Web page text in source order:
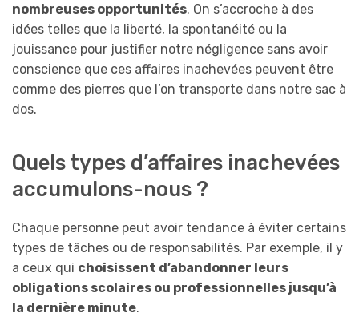
nombreuses opportunités. On s’accroche à des
idées telles que la liberté, la spontanéité ou la
jouissance pour justifier notre négligence sans avoir
conscience que ces affaires inachevées peuvent être
comme des pierres que l’on transporte dans notre sac à
dos.
Quels types d’affaires inachevées
accumulons-nous ?
Chaque personne peut avoir tendance à éviter certains
types de tâches ou de responsabilités. Par exemple, il y
a ceux qui choisissent d’abandonner leurs
obligations scolaires ou professionnelles jusqu’à
la dernière minute.